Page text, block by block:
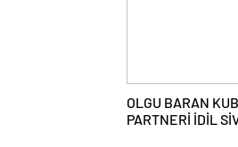
OLGU BARAN
PARTNERİ İDİL SİVRİTEPE’YE